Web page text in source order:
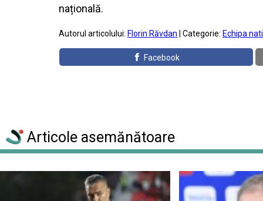
națională.
Autorul articolului: Florin Răvdan | Categorie: Echipa
Facebook
Articole asemănătoare